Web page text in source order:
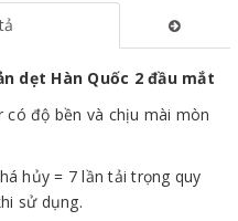
dẹt Hàn Quốc 2 đầu mắt
có độ bền và chịu mài mòn
hủy = 7 lần tải trọng quy
sử dụng.